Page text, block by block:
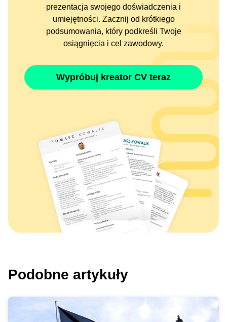
prezentacja swojego doświadczenia i
umiejętności. Zacznij od krótkiego
podsumowania, który podkreśli Twoje
osiągnięcia i cel zawodowy.
Wypróbuj kreator CV teraz
Podobne artykuły